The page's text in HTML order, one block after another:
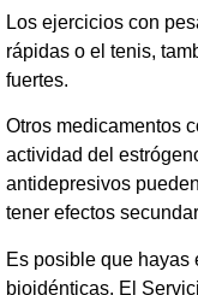
Los ejercicios con
rápidas o el tenis,
fuertes.
Otros medicamentos
actividad del
antidepresivos
tener efectos
Es posible que hayas
bioidénticas. El